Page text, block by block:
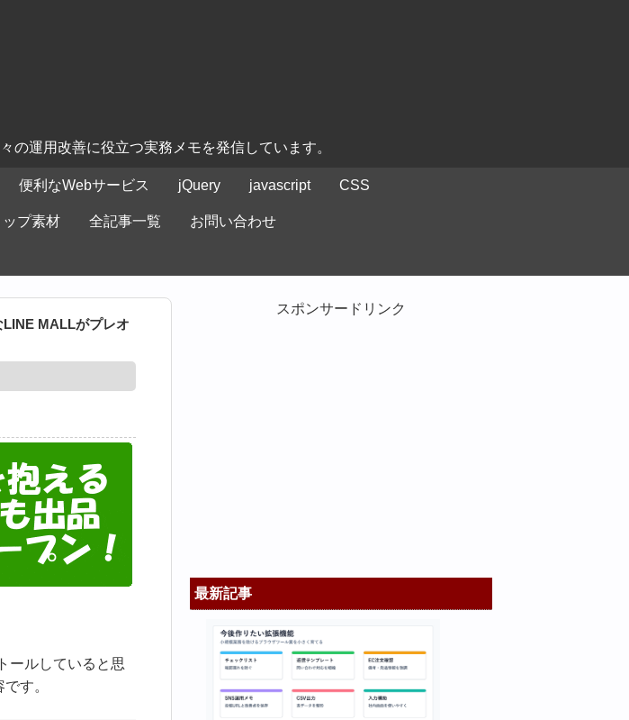
の運用改善に役立つ実務メモを発信しています。
便利なWebサービス jQuery javascript CSS
プ素材 全記事一覧 お問い合わせ
LINE MALLがプレオ
ールしていると思
す。
スポンサードリンク
最新記事